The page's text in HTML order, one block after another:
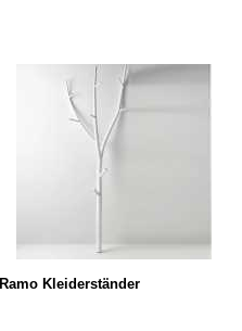
Ramo Kleiderständer